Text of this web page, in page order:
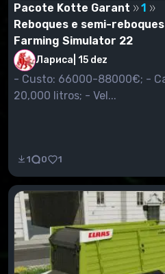
Pacote Kotte Garant
1
Reboques e semi-reboques
Farming Simulator 22
Лариса 15 dez
- Custo: 66000-88000€; - Capacidade: 16,000-
20,000 litros; - Vel...
1 0 1